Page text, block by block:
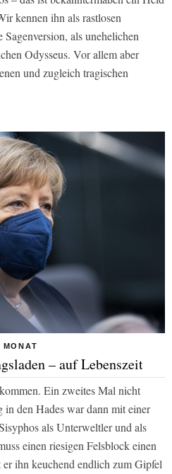
kennen ihn als rastlosen
als unehelichen
Odysseus. Vor allem aber
und zugleich tragischen
– auf Lebenszeit
Ein zweites Mal nicht
den Hades war dann mit einer
als Unterweltler und als
einen riesigen Felsblock einen
ihn keuchend endlich zum Gipfel